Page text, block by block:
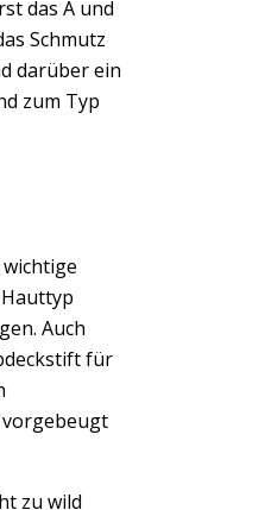
das A und
Schmutz
darüber ein
zum Typ
Auch
für
vorgebeugt
zu wild